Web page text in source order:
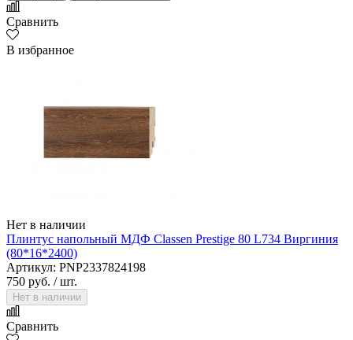
Сравнить
В избранное
Нет в наличии
Плинтус напольный МДФ Classen Prestige 80 L734 Виргиния
(80*16*2400)
Артикул: PNP2337824198
750 руб. / шт.
Нет в наличии
Сравнить